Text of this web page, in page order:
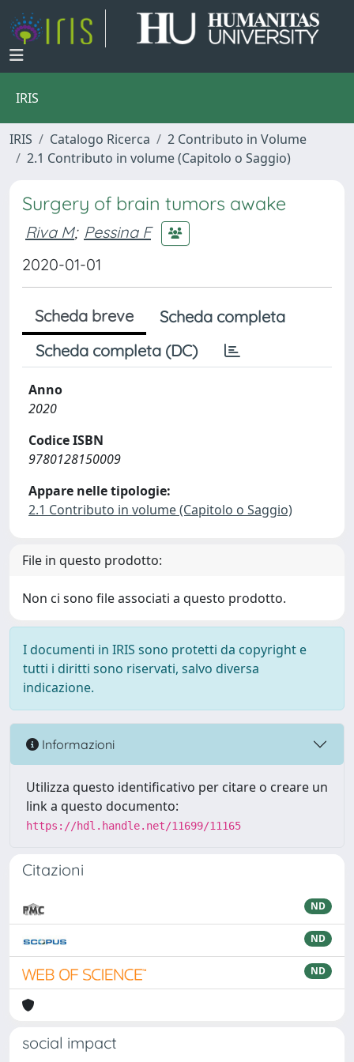
IRIS
IRIS Catalogo Ricerca
2 Contributo in Volume
2.1 Contributo in volume (Capitolo o Saggio)
Surgery of brain tumors awake
Riva M; Pessina F
2020-01-01
Scheda breve
Scheda completa
Scheda completa (DC)
Anno
2020
Codice ISBN
9780128150009
Appare nelle tipologie:
2.1 Contributo in volume (Capitolo o Saggio)
File in questo prodotto:
Non ci sono file associati a questo prodotto.
I documenti in IRIS sono protetti da copyright e
tutti i diritti sono riservati, salvo diversa
indicazione.
Informazioni
Utilizza questo identificativo per citare o creare un
link a questo documento:
https://hdl.handle.net/11699/11165
Citazioni
ND
ND
ND
social impact